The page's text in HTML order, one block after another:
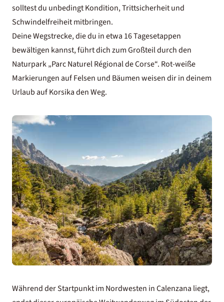
solltest du unbedingt Kondition, Trittsicherheit und
Schwindelfreiheit mitbringen.
Deine Wegstrecke, die du in etwa 16 Tagesetappen
bewältigen kannst, führt dich zum Großteil durch den
Naturpark „Parc Naturel Régional de Corse“. Rot-weiße
Markierungen auf Felsen und Bäumen weisen dir in deinem
Urlaub auf Korsikaden Weg.
Während der Startpunkt im Nordwesten in Calenzana liegt,